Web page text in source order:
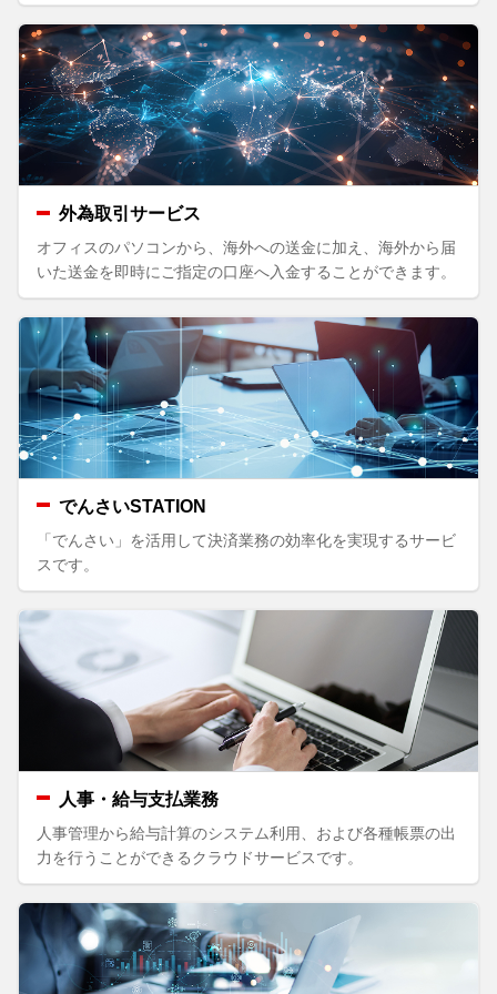
外為取引サービス
オフィスのパソコンから、海外への送金に加え、海外から届
いた送金を即時にご指定の口座へ入金することができます。
でんさいSTATION
「でんさい」を活用して決済業務の効率化を実現するサービ
スです。
人事・給与支払業務
人事管理から給与計算のシステム利用、および各種帳票の出
力を行うことができるクラウドサービスです。